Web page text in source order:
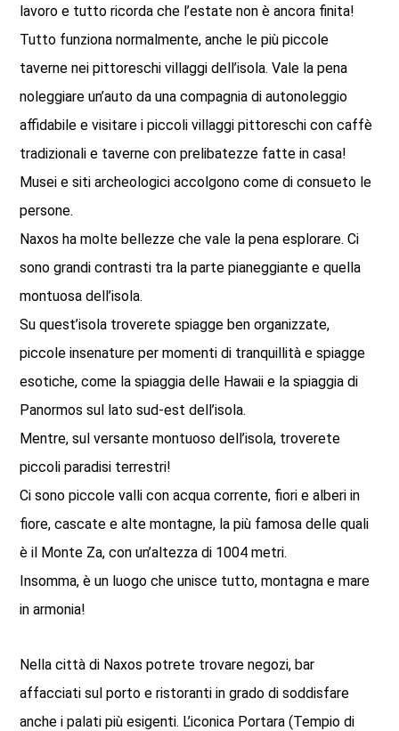
lavoro e tutto ricorda che l’estate non è ancora finita!
Tutto funziona normalmente, anche le più piccole
taverne nei pittoreschi villaggi dell’isola. Vale la pena
noleggiare un’auto da una compagnia di autonoleggio
affidabile e visitare i piccoli villaggi pittoreschi con caffè
tradizionali e taverne con prelibatezze fatte in casa!
Musei e siti archeologici accolgono come di consueto le
persone.
Naxos ha molte bellezze che vale la pena esplorare. Ci
sono grandi contrasti tra la parte pianeggiante e quella
montuosa dell’isola.
Su quest’isola troverete spiagge ben organizzate,
piccole insenature per momenti di tranquillità e spiagge
esotiche, come la spiaggia delle Hawaii e la spiaggia di
Panormos sul lato sud-est dell’isola.
Mentre, sul versante montuoso dell’isola, troverete
piccoli paradisi terrestri!
Ci sono piccole valli con acqua corrente, fiori e alberi in
fiore, cascate e alte montagne, la più famosa delle quali
è il Monte Za, con un’altezza di 1004 metri.
Insomma, è un luogo che unisce tutto, montagna e mare
in armonia!
Nella città di Naxos potrete trovare negozi, bar
affacciati sul porto e ristoranti in grado di soddisfare
anche i palati più esigenti. L’iconica Portara (Tempio di